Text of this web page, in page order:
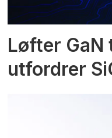
Løfter
utfordrer